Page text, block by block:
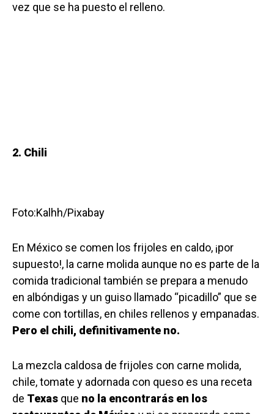
vez que se ha puesto el relleno.
2. Chili
Foto:Kalhh/Pixabay
En México se comen los frijoles en caldo, ¡por
supuesto!, la carne molida aunque no es parte de la
comida tradicional también se prepara a menudo
en albóndigas y un guiso llamado “picadillo” que se
come con tortillas, en chiles rellenos y empanadas.
Pero el chili, definitivamente no.
La mezcla caldosa de frijoles con carne molida,
chile, tomate y adornada con queso es una receta
de Texas que no la encontrarás en los